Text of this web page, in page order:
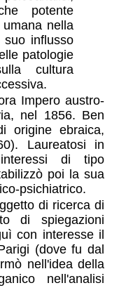
potente
nella
influsso
patologie
cultura
Impero austro-
nel 1856. Ben
origine ebraica,
Laureatosi in
di tipo
poi la sua
psichiatrico.
di ricerca di
di spiegazioni
con interesse il
(dove fu dal
nell'idea della
nell'analisi